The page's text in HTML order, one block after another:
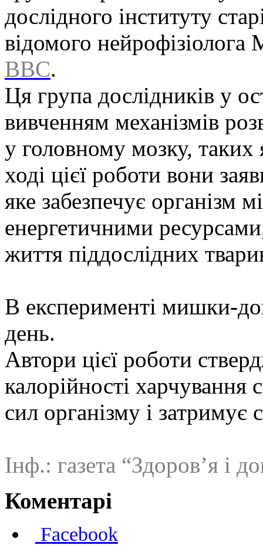
дослідного інституту
відомого
BBC.
Ця група дослідників у
вивченням механізмів
у головному мозку,
ході цієї роботи вони
яке забезпечує організм
енергетичними
життя піддослідних
В експерименті мишки-
день.
Автори цієї роботи
калорійності
сил організму і затримує
Інф.: газета “Здоров’я і
Коментарі
Facebook